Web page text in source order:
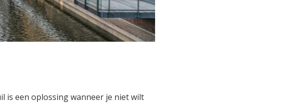
is een oplossing wanneer je niet wilt